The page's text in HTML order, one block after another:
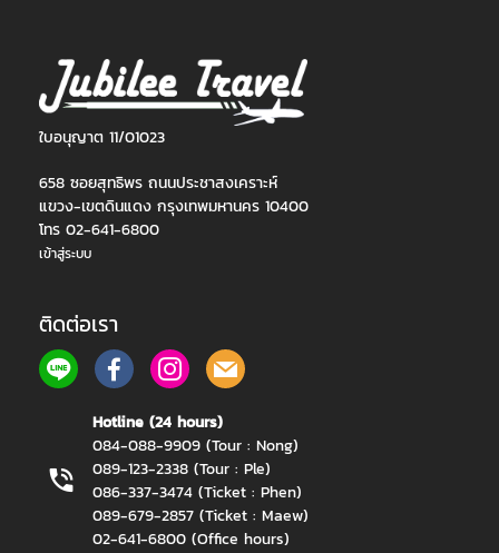
ใบอนุญาต 11/01023
658 ซอยสุทธิพร ถนนประชาสงเคราะห์
แขวง-เขตดินแดง กรุงเทพมหานคร 10400
โทร 02-641-6800
เข้าสู่ระบบ
ติดต่อเรา
Hotline (24 hours)
084-088-9909 (Tour : Nong)
089-123-2338 (Tour : Ple)
086-337-3474 (Ticket : Phen)
089-679-2857 (Ticket : Maew)
02-641-6800 (Office hours)